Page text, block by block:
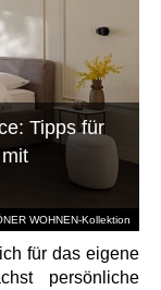
WOHNEN-Kollektion
Tipps für
für das eigene
persönliche